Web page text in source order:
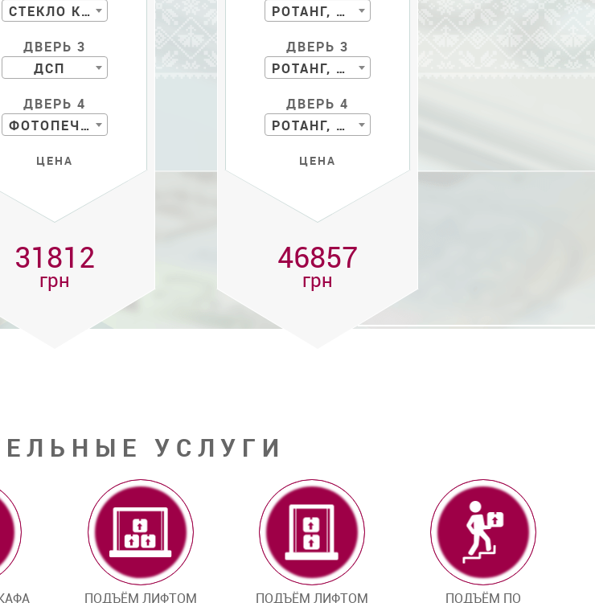
СТЕКЛО КР. С РИС.
ДВЕРЬ 3
ДСП
ДВЕРЬ 4
ФОТОПЕЧАТЬ
ЦЕНА
31812
грн
РОТАНГ, БАМБУК
ДВЕРЬ 3
РОТАНГ, БАМБУК
ДВЕРЬ 4
РОТАНГ, БАМБУК
ЦЕНА
46857
грн
УСЛУГИ
ПОДЪЁМ ЛИФТОМ
ПОДЪЁМ ЛИФТОМ
ПОДЪЁМ ПО